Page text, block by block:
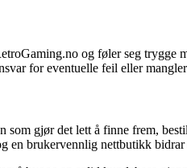
og føler seg trygge
for eventuelle feil eller
som gjør det lett å finne frem,
en brukervennlig nettbutikk